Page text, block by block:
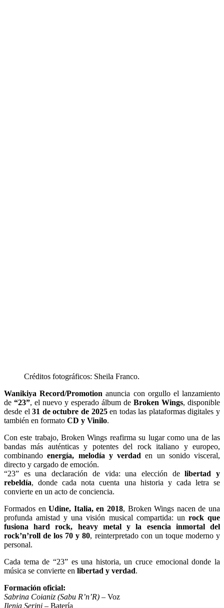
Créditos fotográficos: Sheila Franco.
Wanikiya Record/Promotion anuncia con orgullo el lanzamiento
de “23”, el nuevo y esperado álbum de Broken Wings, disponible
desde el31 de octubre de 2025en todas las plataformas digitales y
también en formato CD y Vinilo.
Con este trabajo, Broken Wings reafirma su lugar como una de las
bandas más auténticas y potentes del rock italiano y europeo,
combinandoenergía, melodía y verdad en un sonido visceral,
directo y cargado de emoción.
“23” es una declaración de vida: una elección delibertad y
rebeldía, donde cada nota cuenta una historia y cada letra se
convierte en un acto de conciencia.
Formados enUdine, Italia, en 2018, Broken Wings nacen de una
profunda amistad y una visión musical compartida: un rock que
fusiona hard rock, heavy metal y la esencia inmortal del
rock’n’roll de los 70 y 80, reinterpretado con un toque moderno y
personal.
Cada tema de “23” es una historia, un cruce emocional donde la
música se convierte en libertad y verdad.
Formación oficial:
Sabrina Coianiz (Sabu R’n’R) – Voz
Ilenia Serini – Batería